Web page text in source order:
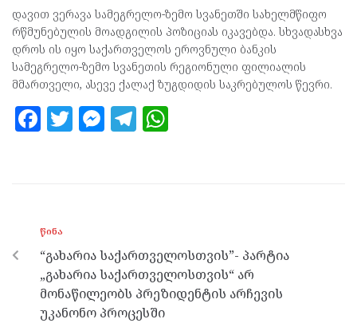
დავით ვერავა სამეგრელო-ზემო სვანეთში სახელმწიფო
რწმუნებულის მოადგილის პოზიციას იკავებდა. სხვადასხვა
დროს ის იყო საქართველოს ეროვნული ბანკის
სამეგრელო-ზემო სვანეთის რეგიონული ფილიალის
მმართველი, ასევე ქალაქ ზუგდიდის საკრებულოს წევრი.
F
o
o
k
T M
er
T
m p
p
ᲬᲘᲜᲐ
“გახარია საქართველოსთვის”- პარტია
„გახარია საქართველოსთვის“ არ
მონაწილეობს პრეზიდენტის არჩევის
უკანონო პროცესში